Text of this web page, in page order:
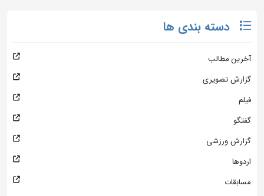
دسته بندی ها
آخرین مطالب
گزارش تصویری
فیلم
گفتگو
گزارش ورزشی
اردوها
مسابقات